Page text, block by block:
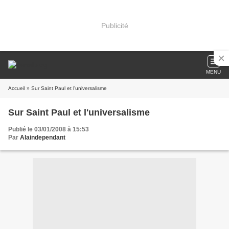
Publicité
MENU
Accueil » Sur Saint Paul et l'universalisme
Sur Saint Paul et l'universalisme
Publié le 03/01/2008 à 15:53
Par Alaindependant